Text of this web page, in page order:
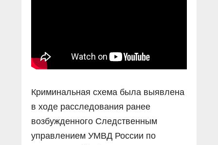
Вакансии
Криминальная схема была выявлена
в ходе расследования ранее
возбужденного Следственным
управлением УМВД России по